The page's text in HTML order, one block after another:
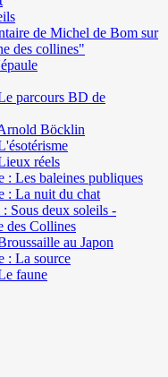
de Michel de Bom sur
des collines"
parcours BD de
Böcklin
réels
: Les baleines publiques
: La nuit du chat
Sous deux soleils -
des Collines
au Japon
: La source
faune